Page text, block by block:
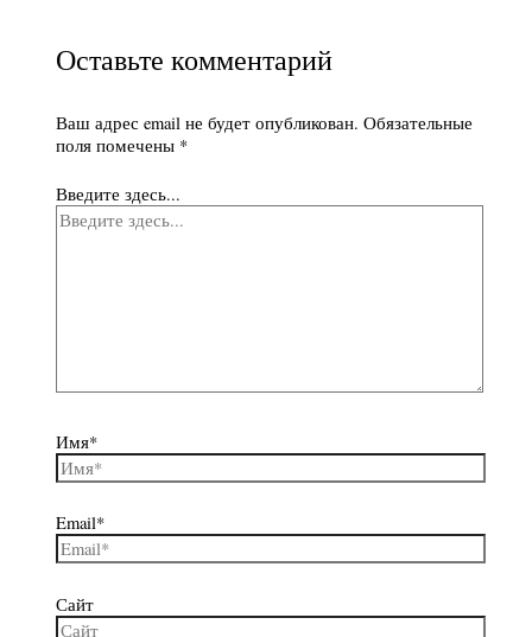
Оставьте комментарий
Ваш адрес email не будет опубликован. Обязательные
поля помечены *
Введите здесь...
Имя*
Email*
Сайт